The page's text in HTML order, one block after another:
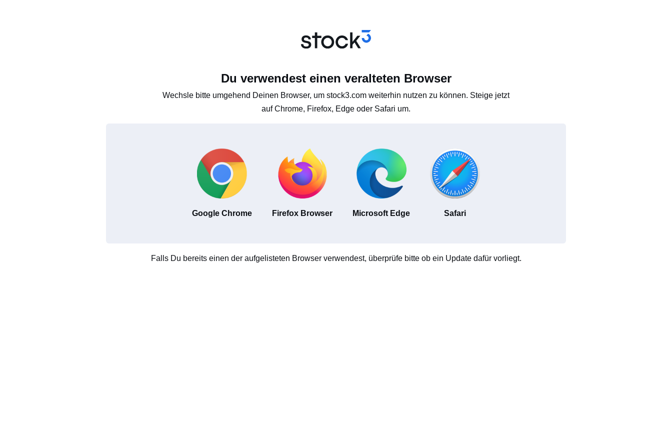
Du verwendest einen veralteten Browser
Wechsle bitte umgehend Deinen Browser, um stock3.com weiterhin nutzen zu können. Steige jetzt
auf Chrome, Firefox, Edge oder Safari um.
Google Chrome Firefox Browser Microsoft Edge Safari
Falls Du bereits einen der aufgelisteten Browser verwendest, überprüfe bitte ob ein Update dafür vorliegt.